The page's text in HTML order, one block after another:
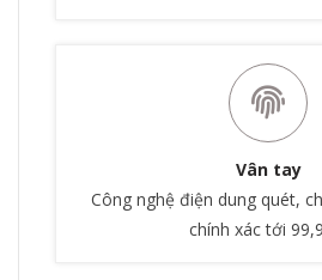
Vân tay
Công nghệ điện dung quét,
chính xác tới